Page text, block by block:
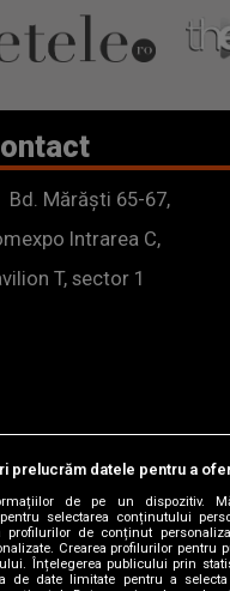
Bd. Mărăști 65-67,
Intrarea C,
T, sector 1
prelucrăm datele pentru a
de pe un dispozitiv.
selectarea conținutului
profilurilor de conținut
Crearea profilurilor pentru
Înțelegerea publicului prin
de date limitate pentru a selecta